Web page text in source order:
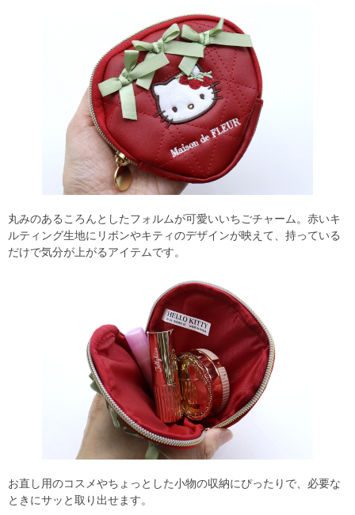
丸みのあるころんとしたフォルムが可愛いいちごチャーム。赤いキ
ルティング生地にリボンやキティのデザインが映えて、持っている
だけで気分が上がるアイテムです。
お直し用のコスメやちょっとした小物の収納にぴったりで、必要な
ときにサッと取り出せます。